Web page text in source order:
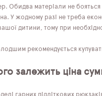
Обидва матеріали не
У жодному разі не треба
дитини, тому при
рекомендується
залежить ціна
гарних підліткових